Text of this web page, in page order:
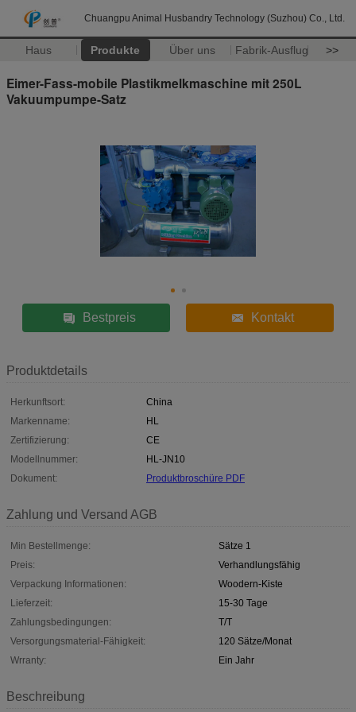
Chuangpu Animal Husbandry Technology (Suzhou) Co., Ltd.
Haus Produkte Über uns Fabrik-Ausflug >>
Eimer-Fass-mobile Plastikmelkmaschine mit 250L
Vakuumpumpe-Satz
Bestpreis Kontakt
Produktdetails
Herkunftsort:
China
Markenname:
HL
Zertifizierung:
CE
Modellnummer:
HL-JN10
Dokument:
Produktbroschüre PDF
Zahlung und Versand AGB
Min Bestellmenge:
Sätze 1
Preis:
Verhandlungsfähig
Verpackung Informationen:
Woodern-Kiste
Lieferzeit:
15-30 Tage
Zahlungsbedingungen:
T/T
Versorgungsmaterial-Fähigkeit:
120 Sätze/Monat
Wrranty:
Ein Jahr
Beschreibung